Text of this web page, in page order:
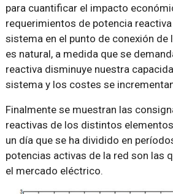
para cuantificar el impacto
requerimientos de potencia
sistema en el punto de conexión de
es natural, a medida que se
reactiva disminuye nuestra
sistema y los costes se
Finalmente se muestran las
reactivas de los distintos
un día que se ha dividido en
potencias activas de la red son las
el mercado eléctrico.